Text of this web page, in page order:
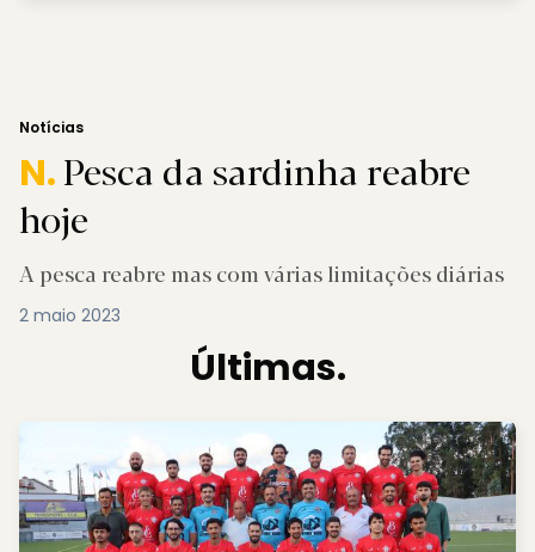
Notícias
N.Pesca da sardinha reabre
hoje
A pesca reabre mas com várias limitações diárias
2 maio 2023
Últimas.